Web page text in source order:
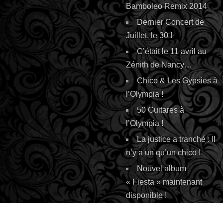
Bamboleo Remix 2014
Dernier Concert de
Juillet, le 30 !
C’était le 11 avril au
Zénith de Nancy…
Chico & Les Gypsies à
l’Olympia !
50 Guitares à
l’Olympia !
La justice a tranché : Il
n’y a un qu’un chico !
Nouvel album
« Fiesta » maintenant
disponible !